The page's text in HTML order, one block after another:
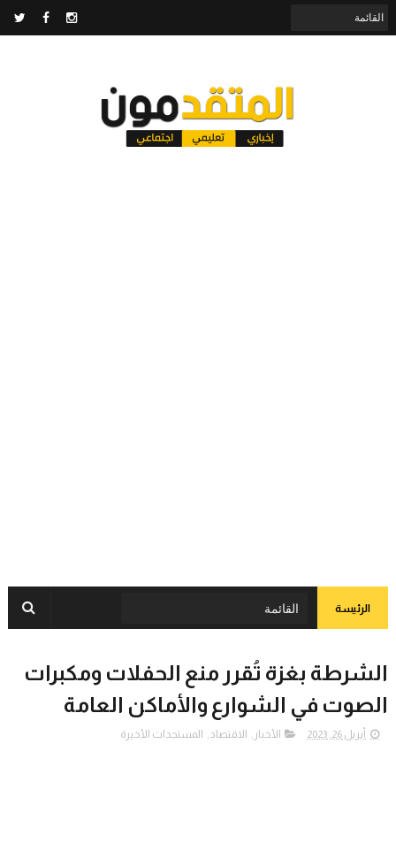
الرئيسة
الشرطة بغزة تُقرر منع الحفلات ومكبرات
الصوت في الشوارع والأماكن العامة
أبريل 26, 2023 الأخبار , الاقتصاد, المستجدات الأخيرة